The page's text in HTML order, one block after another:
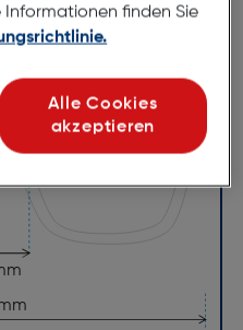
Informationen finden Sie
Alle Cookies
akzeptieren